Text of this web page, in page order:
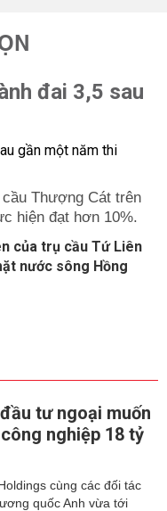
đai 3,5 sau
Thượng Cát trên
hiện đạt hơn 10%.
của trụ cầu Tứ Liên
nước sông Hồng
tư ngoại muốn
nghiệp 18 tỷ
cùng các đối tác
quốc Anh vừa tới